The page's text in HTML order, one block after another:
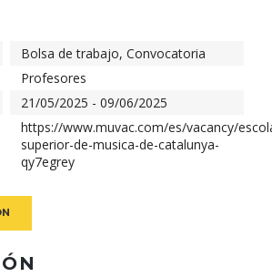
Bolsa de trabajo, Convocatoria
Profesores
21/05/2025 - 09/06/2025
https://www.muvac.com/es/vacancy/
superior-de-musica-de-catalunya-
qy7egrey